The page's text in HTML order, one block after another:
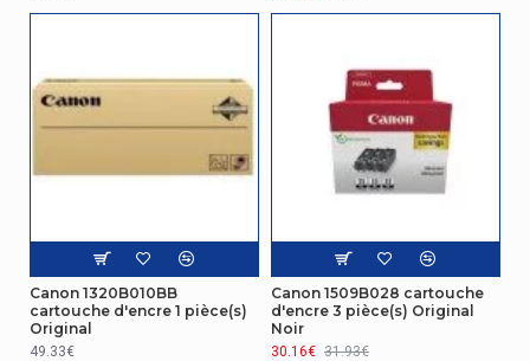
Canon 1320B010BB
cartouche d'encre 1 pièce(s)
Original
49.33€
Canon 1509B028 cartouche
d'encre 3 pièce(s) Original
Noir
30.16€ 31.93€